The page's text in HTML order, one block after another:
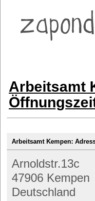
Arbeitsamt
Arbeitsamt Kempen:
Arnoldstr.13c
47906 Kempen
Deutschland